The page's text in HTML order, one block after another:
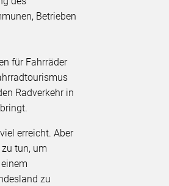
Betrieben
für Fahrräder
Radverkehr in
erreicht. Aber
tun, um
zu